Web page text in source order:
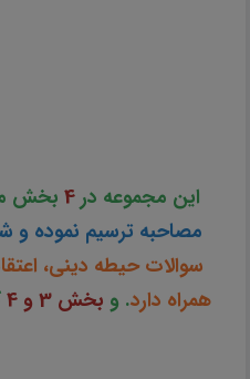
جزوه مصاحبه کارشناس مطالعات پایه و پایش داده
کامل مصاحبه کارشناس مطالعات پایه و
این مجموعه در بخش
مصاحبه ترسیم نموده و
سوالات حیطه دینی،
همراه دارد. و بخش 3 و 4